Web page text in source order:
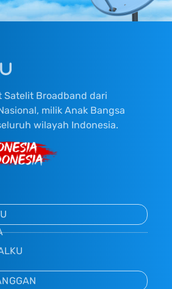
Satelit Broadband dari
milik Anak Bangsa
wilayah Indonesia.